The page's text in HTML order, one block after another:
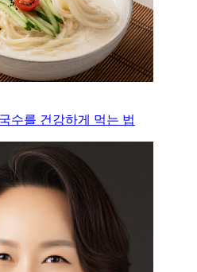
수를 건강하게 먹는 법